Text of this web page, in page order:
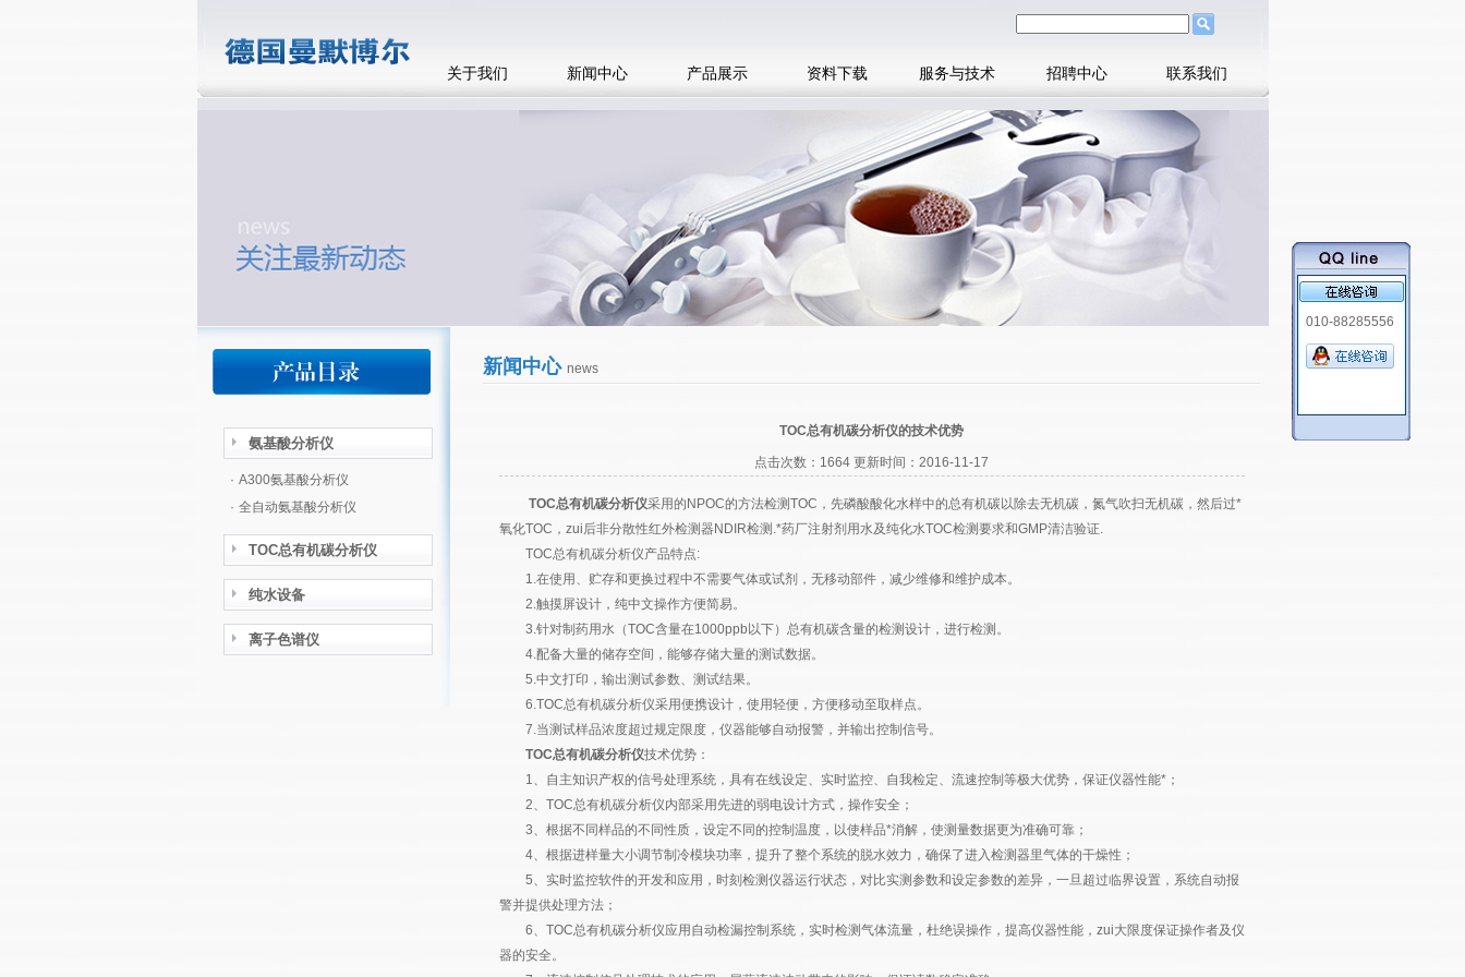
关于我们 新闻中心 产品展示 资料下载 服务与技术 招聘中心 联系我们
氨基酸分析仪
· A300氨基酸分析仪
· 全自动氨基酸分析仪
TOC总有机碳分析仪
纯水设备
离子色谱仪
新闻中心 news
TOC总有机碳分析仪的技术优势
点击次数：1664 更新时间：2016-11-17
TOC总有机碳分析仪采用的NPOC的方法检测TOC，先磷酸酸化水样中的总有机碳以除去无机碳，氮气吹扫无机碳，然后过*
氧化TOC，zui后非分散性红外检测器NDIR检测.*药厂注射剂用水及纯化水TOC检测要求和GMP清洁验证.
TOC总有机碳分析仪产品特点:
1.在使用、贮存和更换过程中不需要气体或试剂，无移动部件，减少维修和维护成本。
2.触摸屏设计，纯中文操作方便简易。
3.针对制药用水（TOC含量在1000ppb以下）总有机碳含量的检测设计，进行检测。
4.配备大量的储存空间，能够存储大量的测试数据。
5.中文打印，输出测试参数、测试结果。
6.TOC总有机碳分析仪采用便携设计，使用轻便，方便移动至取样点。
7.当测试样品浓度超过规定限度，仪器能够自动报警，并输出控制信号。
TOC总有机碳分析仪技术优势：
1、自主知识产权的信号处理系统，具有在线设定、实时监控、自我检定、流速控制等极大优势，保证仪器性能*；
2、TOC总有机碳分析仪内部采用先进的弱电设计方式，操作安全；
3、根据不同样品的不同性质，设定不同的控制温度，以使样品*消解，使测量数据更为准确可靠；
4、根据进样量大小调节制冷模块功率，提升了整个系统的脱水效力，确保了进入检测器里气体的干燥性；
5、实时监控软件的开发和应用，时刻检测仪器运行状态，对比实测参数和设定参数的差异，一旦超过临界设置，系统自动报
警并提供处理方法；
6、TOC总有机碳分析仪应用自动检漏控制系统，实时检测气体流量，杜绝误操作，提高仪器性能，zui大限度保证操作者及仪
器的安全。
010-88285556